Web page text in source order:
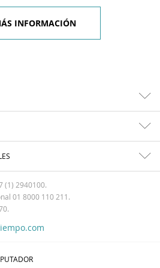
INFORMACIÓN
(1) 2940100.
01 8000 110 211.